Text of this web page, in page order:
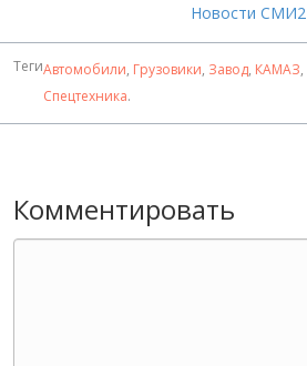
Новости СМИ2
ТегиАвтомобили, Грузовики, Завод, КАМАЗ,
Спецтехника.
Комментировать